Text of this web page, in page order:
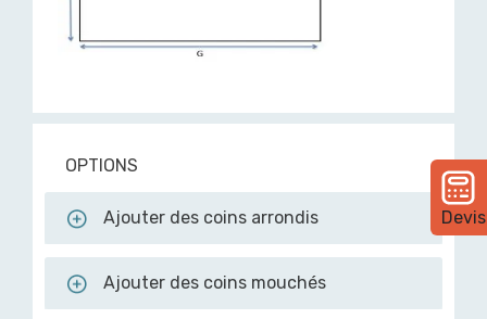
Devis
OPTIONS
Ajouter des coins arrondis
Ajouter des coins mouchés